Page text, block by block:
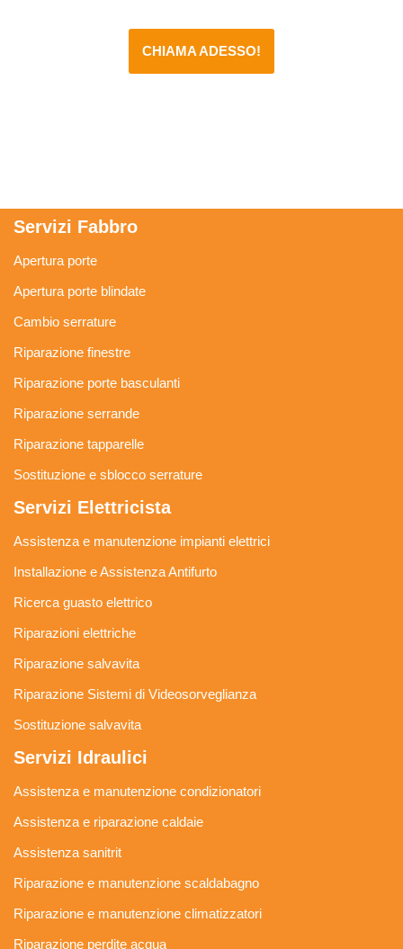
CHIAMA ADESSO!
Servizi Fabbro
Apertura porte
Apertura porte blindate
Cambio serrature
Riparazione finestre
Riparazione porte basculanti
Riparazione serrande
Riparazione tapparelle
Sostituzione e sblocco serrature
Servizi Elettricista
Assistenza e manutenzione impianti elettrici
Installazione e Assistenza Antifurto
Ricerca guasto elettrico
Riparazioni elettriche
Riparazione salvavita
Riparazione Sistemi di Videosorveglianza
Sostituzione salvavita
Servizi Idraulici
Assistenza e manutenzione condizionatori
Assistenza e riparazione caldaie
Assistenza sanitrit
Riparazione e manutenzione scaldabagno
Riparazione e manutenzione climatizzatori
Riparazione perdite acqua